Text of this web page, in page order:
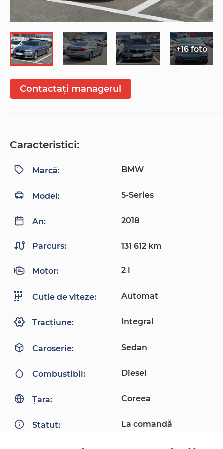
+16 foto
Contactați managerul
Caracteristici:
Marcă: BMW
Model: 5-Series
An: 2018
Parcurs: 131 612 km
Motor: 2 l
Cutie de viteze: Automat
Tracțiune: Integral
Caroserie: Sedan
Combustibil: Diesel
Țara: Coreea
Statut: La comandă